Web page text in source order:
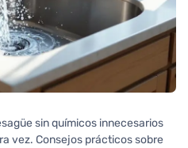
sin químicos innecesarios
vez. Consejos prácticos sobre